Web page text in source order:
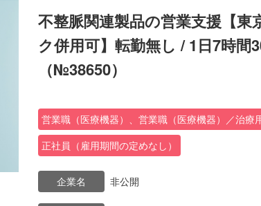
不整脈関連製品の営業支援【
ク併用可】転勤無し / 1日7時間
（№38650）
営業職（医療機器）、営業職（医療機器）／治療
正社員（雇用期間の定めなし）
企業名 非公開